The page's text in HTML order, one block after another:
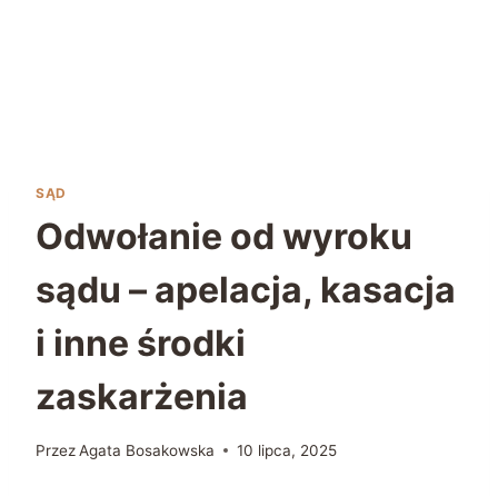
SĄD
Odwołanie od wyroku
sądu – apelacja, kasacja
i inne środki
zaskarżenia
PrzezAgata Bosakowska 10 lipca, 2025